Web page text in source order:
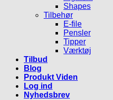
Shapes
Tilbehør
E-file
Pensler
Tipper
Værktøj
Tilbud
Blog
Produkt Viden
Log ind
Nyhedsbrev